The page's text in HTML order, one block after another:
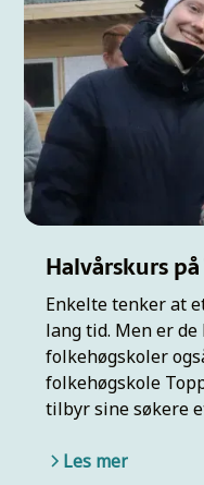
Halvårskurs
Enkelte tenker at
lang tid. Men er
folkehøgskoler
folkehøgskole
tilbyr sine søkere
Les mer